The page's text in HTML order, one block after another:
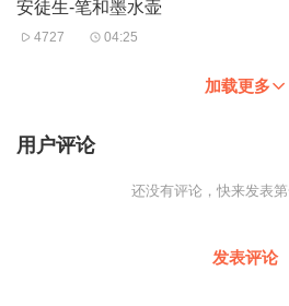
安徒生-笔和墨水壶
4727 04:25
加载更多
用户评论
还没有评论，快来发表第
发表评论